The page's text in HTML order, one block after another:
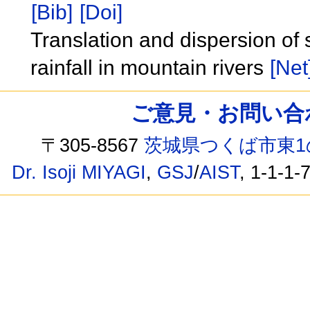
[Bib] [Doi]
Translation and dispersion of
rainfall in mountain rivers
ご意見・お問い
〒305-8567茨城県つくば市東
Dr. Isoji MIYAGI, GSJ/AIST, 1-1-1-